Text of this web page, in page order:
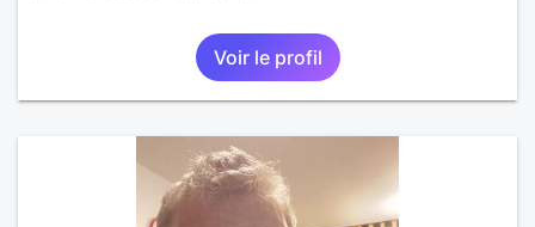
Voir le profil